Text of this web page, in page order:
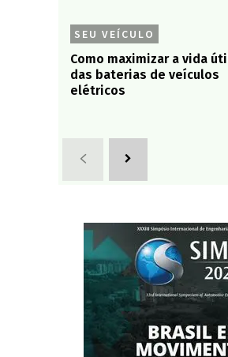
SEU VEÍCULO
Como maximizar a vida
das baterias de veículos
elétricos